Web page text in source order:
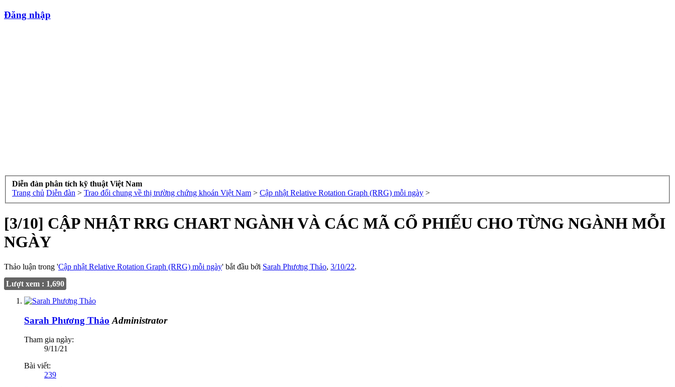
Đăng nhập
Diễn đàn phân tích kỹ thuật Việt Nam
Trang chủ Diễn đàn > Trao đổi chung về thị trường chứng khoán Việt Nam > Cập nhật Relative Rotation Graph (RRG) mỗi ngày >
[3/10] CẬP NHẬT RRG CHART NGÀNH VÀ CÁC MÃ CỔ PHIẾU CHO TỪNG NGÀNH MỖI
NGÀY
Thảo luận trong 'Cập nhật Relative Rotation Graph (RRG) mỗi ngày' bắt đầu bởi Sarah Phương Thảo, 3/10/22.
Lượt xem : 1,690
Sarah Phương Thảo Administrator
Tham gia ngày:
9/11/21
Bài viết:
239